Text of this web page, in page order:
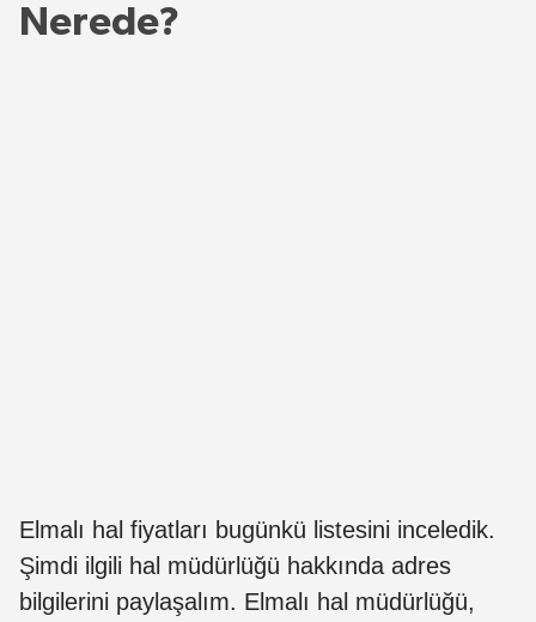
Nerede?
Elmalı hal fiyatları bugünkü listesini inceledik.
Şimdi ilgili hal müdürlüğü hakkında adres
bilgilerini paylaşalım. Elmalı hal müdürlüğü,